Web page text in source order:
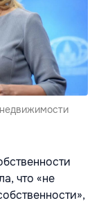
что «не